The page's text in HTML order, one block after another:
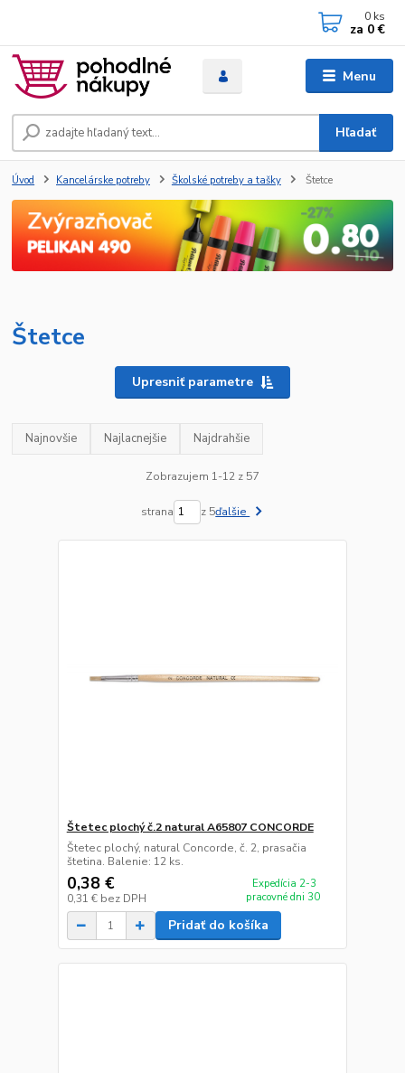
Menu
Hľadať
0 ks
za 0 €
Úvod Kancelárske potreby Školské potreby a tašky Štetce
Štetce
Upresniť parametre
Najnovšie Najlacnejšie Najdrahšie
Zobrazujem 1-12 z 57
strana z 5ďalšie
Štetec plochý č.2 natural A65807 CONCORDE
Štetec plochý, natural Concorde, č. 2, prasačia
štetina. Balenie: 12 ks.
0,38 €
0,31 € bez DPH
Expedícia 2-3
pracovné dni 30
Pridať do košíka